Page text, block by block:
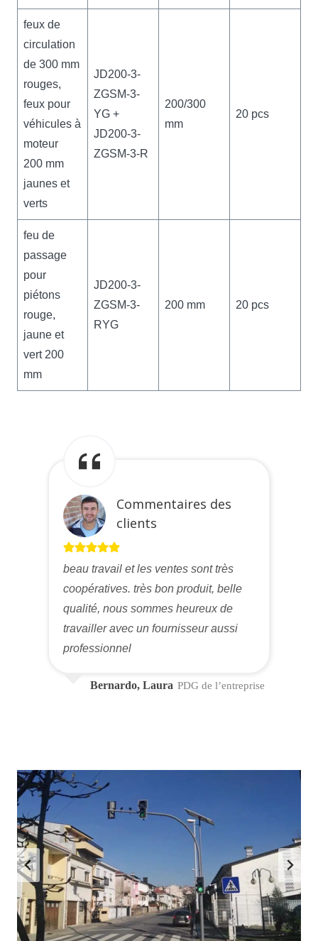
feux de
circulation
de 300 mm
rouges,
feux pour
véhicules à
moteur
200 mm
jaunes et
verts
JD200-3-
ZGSM-3-
YG +
JD200-3-
ZGSM-3-R
200/300
mm
20 pcs
feu de
passage
pour
piétons
rouge,
jaune et
vert 200
mm
JD200-3-
ZGSM-3-
RYG
200 mm 20 pcs
Commentaires des
clients
beau travail et les ventes sont très
coopératives. très bon produit, belle
qualité, nous sommes heureux de
travailler avec un fournisseur aussi
professionnel
Bernardo, Laura PDG de l’entreprise